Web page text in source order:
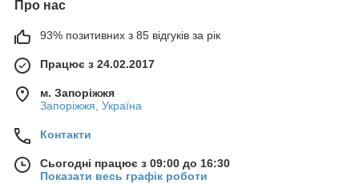
Про нас
93% позитивних з 85 відгуків за рік
Працює з 24.02.2017
м. Запоріжжя
Запоріжжя, Україна
Контакти
Сьогодні працює з 09:00 до 16:30
Показати весь графік роботи